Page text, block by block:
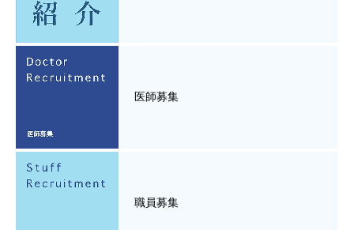
医師募集
職員募集